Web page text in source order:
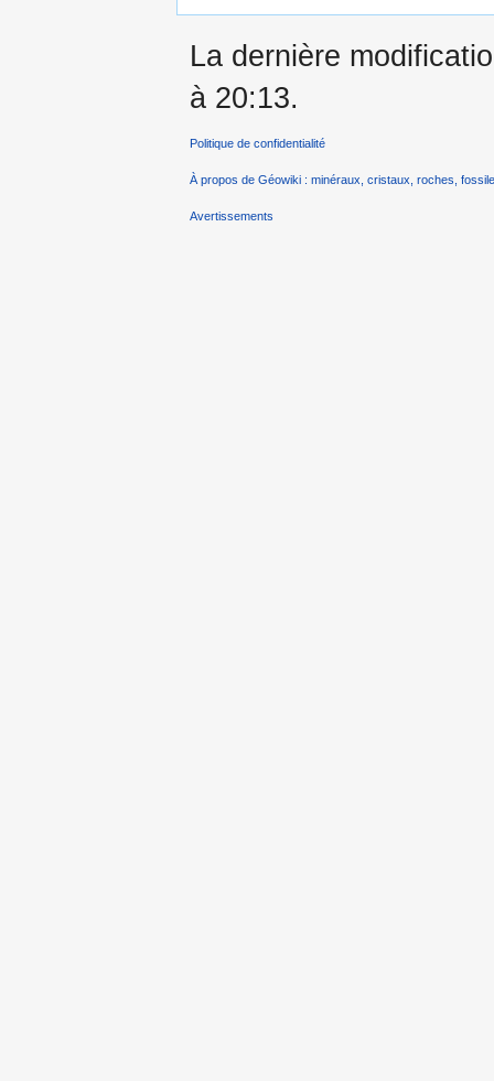
La dernière
à 20:13.
Politique de confidentialité
À propos de Géowiki : minéraux, cristaux, roches,
Avertissements